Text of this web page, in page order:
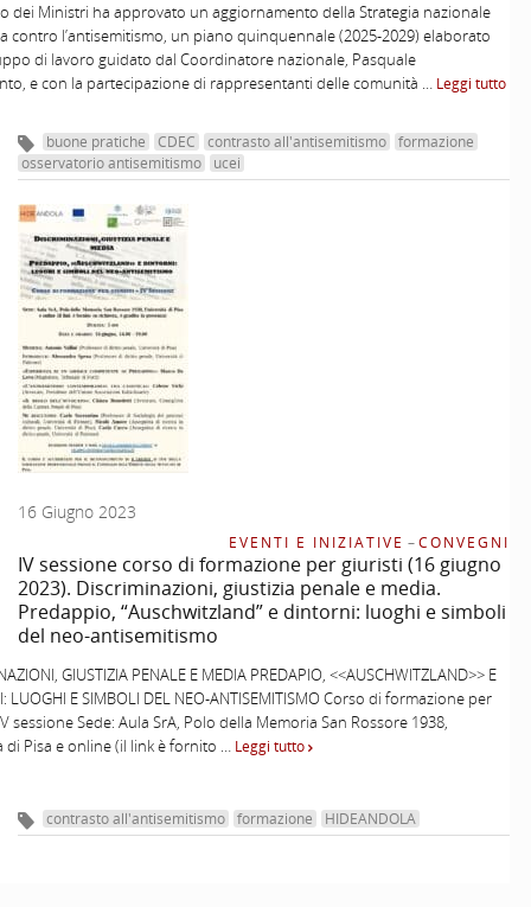
dei Ministri ha approvato un aggiornamento della Strategia nazionale
contro l’antisemitismo, un piano quinquennale (2025-2029) elaborato
di lavoro guidato dal Coordinatore nazionale, Pasquale
e con la partecipazione di rappresentanti delle comunità … Leggi tutto
buone pratiche CDEC contrasto all'antisemitismo
formazione
osservatorio antisemitismo
ucei
16 Giugno 2023
EVENTI E INIZIATIVE –CONVEGNI
IV sessione corso di formazione per giuristi (16 giugno
2023). Discriminazioni, giustizia penale e media.
Predappio, “Auschwitzland” e dintorni: luoghi e simboli
del neo-antisemitismo
GIUSTIZIA PENALE E MEDIA PREDAPIO, <<AUSCHWITZLAND>> E
LUOGHI E SIMBOLI DEL NEO-ANTISEMITISMO Corso di formazione per
sessione Sede: Aula SrA, Polo della Memoria San Rossore 1938,
di Pisa e online (il link è fornito … Leggi tutto
contrasto all'antisemitismo formazione HIDEANDOLA